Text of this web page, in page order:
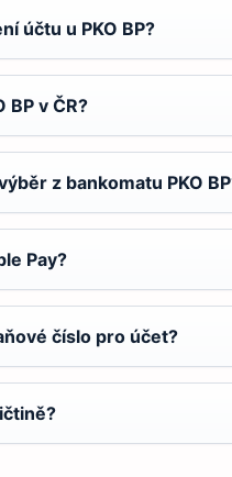
účtu u PKO BP?
BP v ČR?
z bankomatu PKO
Pay?
číslo pro účet?